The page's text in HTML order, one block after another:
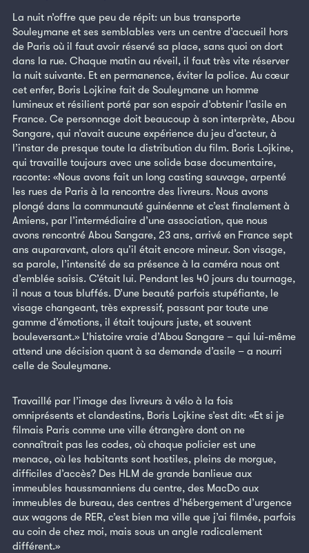
La nuit n’offre que peu de répit: un bus transporte
Souleymane et ses semblables vers un centre d’accueil hors
de Paris où il faut avoir réservé sa place, sans quoi on dort
dans la rue. Chaque matin au réveil, il faut très vite réserver
la nuit suivante. Et en permanence, éviter la police. Au cœur
cet enfer, Boris Lojkine fait de Souleymane un homme
lumineux et résilient porté par son espoir d’obtenir l’asile en
France. Ce personnage doit beaucoup à son interprète, Abou
Sangare, qui n’avait aucune expérience du jeu d’acteur, à
l’instar de presque toute la distribution du film. Boris Lojkine,
qui travaille toujours avec une solide base documentaire,
raconte: «Nous avons fait un long casting sauvage, arpenté
les rues de Paris à la rencontre des livreurs. Nous avons
plongé dans la communauté guinéenne et c’est finalement à
Amiens, par l’intermédiaire d’une association, que nous
avons rencontré Abou Sangare, 23 ans, arrivé en France sept
ans auparavant, alors qu’il était encore mineur. Son visage,
sa parole, l’intensité de sa présence à la caméra nous ont
d’emblée saisis. C’était lui. Pendant les 40 jours du tournage,
il nous a tous bluffés. D’une beauté parfois stupéfiante, le
visage changeant, très expressif, passant par toute une
gamme d’émotions, il était toujours juste, et souvent
bouleversant.» L’histoire vraie d’Abou Sangare – qui lui-même
attend une décision quant à sa demande d’asile – a nourri
celle de Souleymane.
Travaillé par l’image des livreurs à vélo à la fois
omniprésents et clandestins, Boris Lojkine s’est dit: «Et si je
filmais Paris comme une ville étrangère dont on ne
connaîtrait pas les codes, où chaque policier est une
menace, où les habitants sont hostiles, pleins de morgue,
difficiles d’accès? Des HLM de grande banlieue aux
immeubles haussmanniens du centre, des MacDo aux
immeubles de bureau, des centres d’hébergement d’urgence
aux wagons de RER, c’est bien ma ville que j’ai filmée, parfois
au coin de chez moi, mais sous un angle radicalement
différent.»